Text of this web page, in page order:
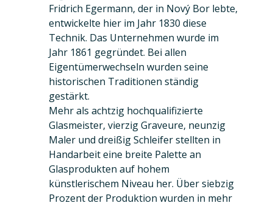
Fridrich Egermann, der in Nový Bor lebte,
entwickelte hier im Jahr 1830 diese
Technik. Das Unternehmen wurde im
Jahr 1861 gegründet. Bei allen
Eigentümerwechseln wurden seine
historischen Traditionen ständig
gestärkt.
Mehr als achtzig hochqualifizierte
Glasmeister, vierzig Graveure, neunzig
Maler und dreißig Schleifer stellten in
Handarbeit eine breite Palette an
Glasprodukten auf hohem
künstlerischem Niveau her. Über siebzig
Prozent der Produktion wurden in mehr